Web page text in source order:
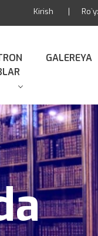
Kirish
GALEREYA